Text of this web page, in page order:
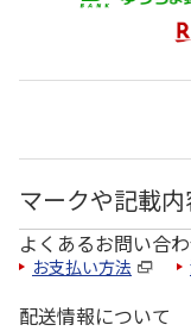
マークや記載
よくあるお問い合
お支払い方法
配送情報について